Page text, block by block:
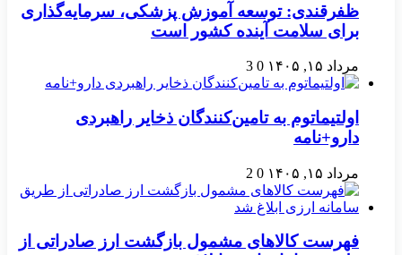
ظفرقندی: توسعه آموزش پزشکی، سرمایه‌گذاری
برای سلامت آینده کشور است
مرداد ۱۵, ۱۴۰۵ 0
3
اولتیماتوم به تامین‌کنندگان ذخایر راهبردی
دارو+نامه
مرداد ۱۵, ۱۴۰۵ 0
2
فهرست کالاهای مشمول بازگشت ارز صادراتی از